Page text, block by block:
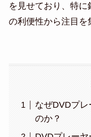
を見せており、特
の利便性から注目を
なぜDVDプ
のか？